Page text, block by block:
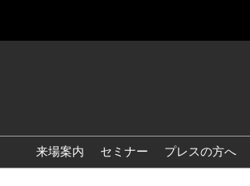
来場案内 セミナー プレスの方へ